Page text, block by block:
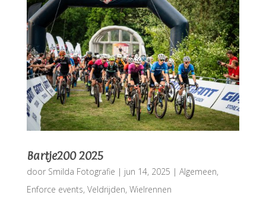
Bartje200 2025
door Smilda Fotografie | jun 14, 2025 | Algemeen,
Enforce events, Veldrijden, Wielrennen